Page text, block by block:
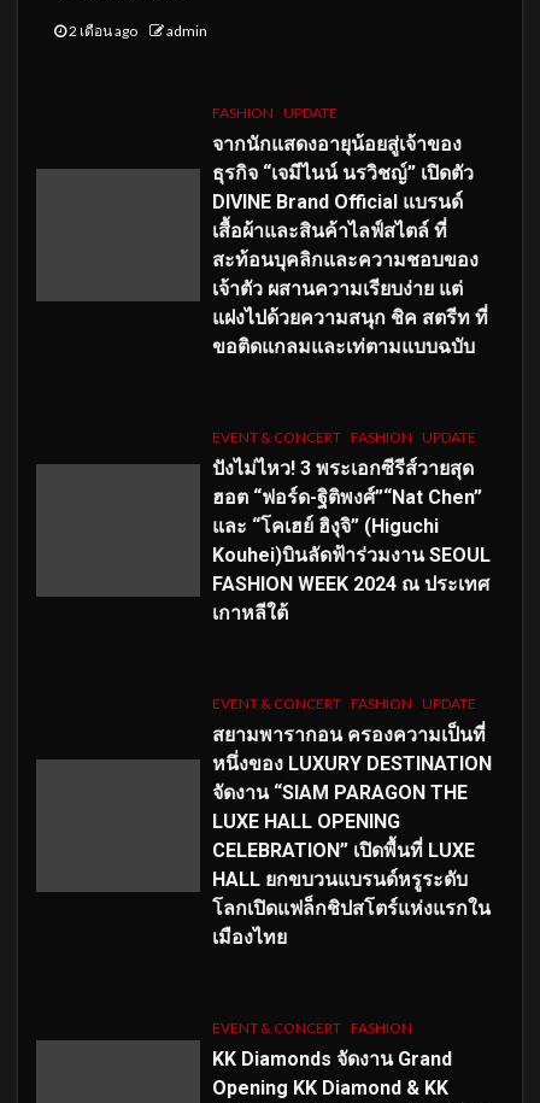
2 เดือน ago admin
FASHION UPDATE
จากนักแสดงอายุน้อยสู่เจ้าของ
ธุรกิจ “เจมีไนน์ นรวิชญ์” เปิดตัว
DIVINE Brand Official แบรนด์
เสื้อผ้าและสินค้าไลฟ์สไตล์ ที่
สะท้อนบุคลิกและความชอบของ
เจ้าตัว ผสานความเรียบง่าย แต่
แฝงไปด้วยความสนุก ชิค สตรีท ที่
ขอติดแกลมและเท่ตามแบบฉบับ
EVENT & CONCERT FASHION UPDATE
ปังไม่ไหว! 3 พระเอกซีรีส์วายสุด
ฮอต “ฟอร์ด-ฐิติพงศ์”“Nat Chen”
และ “โคเฮย์ ฮิงุจิ” (Higuchi
Kouhei)บินลัดฟ้าร่วมงาน SEOUL
FASHION WEEK 2024 ณ ประเทศ
เกาหลีใต้
EVENT & CONCERT FASHION UPDATE
สยามพารากอน ครองความเป็นที่
หนึ่งของ LUXURY DESTINATION
จัดงาน “SIAM PARAGON THE
LUXE HALL OPENING
CELEBRATION” เปิดพื้นที่ LUXE
HALL ยกขบวนแบรนด์หรูระดับ
โลกเปิดแฟล็กชิปสโตร์แห่งแรกใน
เมืองไทย
EVENT & CONCERT FASHION
KK Diamonds จัดงาน Grand
Opening KK Diamond & KK